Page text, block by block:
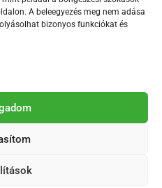
A beleegyezés meg nem adása
bizonyos funkciókat és
tevékenységét a
Mecenatúra program
Érd Megyei Jogú Város